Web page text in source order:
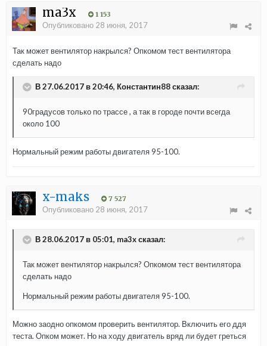
ma3x 1 153
Опубликовано 28 июня, 2017
Так может вентилятор накрылся? Опкомом тест вентилятора
сделать надо
В 27.06.2017 в 20:46, Константин88 сказал:
90градусов только по трассе , а так в городе почти всегда
около 100
Нормальный режим работы двигателя 95-100.
x-maks 7 527
Опубликовано 28 июня, 2017
В 28.06.2017 в 05:01, ma3x сказал:
Так может вентилятор накрылся? Опкомом тест вентилятора
сделать надо
Нормальный режим работы двигателя 95-100.
Можно заодно опкомом проверить вентилятор. Включить его ддя
теста. Опком может. Но на ходу двигатель вряд ли будет греться